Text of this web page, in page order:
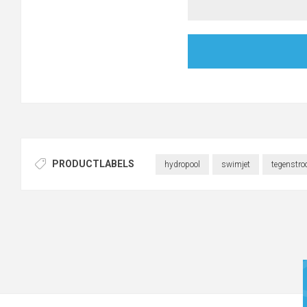
PRODUCTLABELS hydropool swimjet